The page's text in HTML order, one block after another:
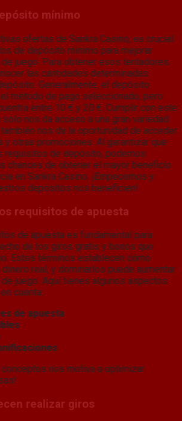
mínimo
ofertas de Sankra Casino, es crucial
de depósito mínimo para mejorar
juego. Para obtener esos tentadores
las cantidades determinadas
Generalmente, el depósito
método de pago seleccionado, pero
entre 10 € y 20 €. Cumplir con este
nos da acceso a una gran variedad
nos da la oportunidad de acceder
y otras promociones. Al garantizar que
de depósito, podemos
chances de obtener el mayor beneficio
en Sankra Casino. ¡Empecemos y
depósitos nos beneficien!
requisitos de apuesta
de apuesta es fundamental para
de los giros gratis y bonos que
Estos términos establecen cómo
real, y dominarlos puede aumentar
juego. Aquí tienes algunos aspectos
cuenta:
de apuesta
nos motiva a optimizar
realizar giros